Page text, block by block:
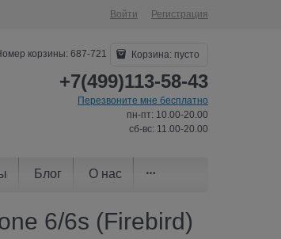
Войти Регистрация
корзины: 687-721 Корзина: пусто
+7(499)113-58-43
Перезвоните мне бесплатно
пн-пт: 10.00-20.00
сб-вс: 11.00-20.00
Блог О нас
6/6s (Firebird)